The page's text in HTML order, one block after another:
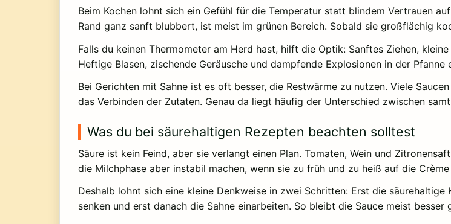
Beim Kochen lohnt sich ein Gefühl für die Temperatur statt blindem Vertrauen
Rand ganz sanft blubbert, ist meist im grünen Bereich. Sobald sie großflächig
Falls du keinen Thermometer am Herd hast, hilft die Optik: Sanftes Ziehen,
Heftige Blasen, zischende Geräusche und dampfende Explosionen in der Pfanne
Bei Gerichten mit Sahne ist es oft besser, die Restwärme zu nutzen. Viele
das Verbinden der Zutaten. Genau da liegt häufig der Unterschied zwischen
Was du bei säurehaltigen Rezepten beachten solltest
Säure ist kein Feind, aber sie verlangt einen Plan. Tomaten, Wein und
die Milchphase aber instabil machen, wenn sie zu früh und zu heiß auf die
Deshalb lohnt sich eine kleine Denkweise in zwei Schritten: Erst die
senken und erst danach die Sahne einarbeiten. So bleibt die Sauce meist besser